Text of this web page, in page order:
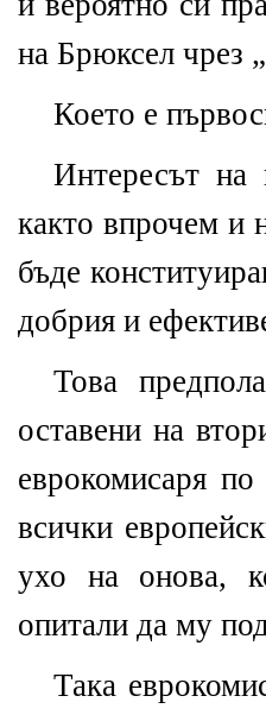
на Брюксел чрез
Което е
Интересът на
както впрочем и
бъде
добрия и
Това
оставени на
еврокомисаря
всички
ухо на онова,
опитали да му
Така